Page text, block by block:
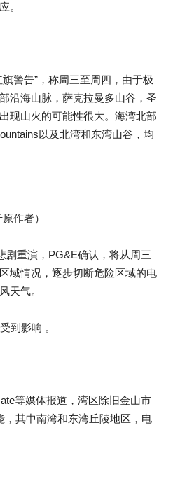
。
警告”，称周三至周四，由于极
沿海山脉，萨克拉曼多山谷，圣
现山火的可能性很大。海湾北部
以及北湾和东湾山谷，均
作者）
剧重演，PG&E确认，将从周三
域情况，逐步切断危险区域的电
天气。
到影响 。
等媒体报道，湾区除旧金山市
，其中南湾和东湾丘陵地区，电